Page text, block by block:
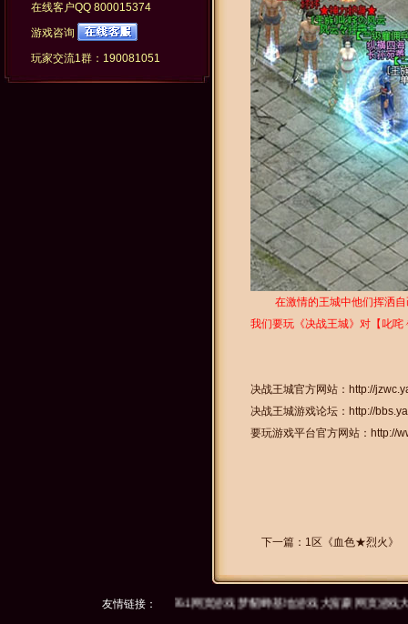
在激情的王城中他们挥洒自
我们要玩《决战王城》对【叱
决战王城官方网站： http://
决战王城游戏论坛： http://
要玩游戏平台官方网站： http://
下一篇： 1区《血色★烈火》
在线客户QQ 800015374
游戏咨询
玩家交流1群：190081051
友情链接：
40407网页游戏 3761网页游戏 梦貂蝉 基地游戏 大富豪 网页游戏大全